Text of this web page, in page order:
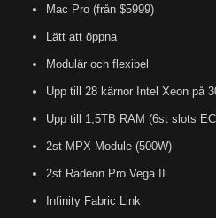
Mac Pro (från $5999)
Lätt att öppna
Modulär och flexibel
Upp till 28 kärnor Intel Xeon på
Upp till 1,5TB RAM (6st slots
2st MPX Module (500W)
2st Radeon Pro Vega II
Infinity Fabric Link